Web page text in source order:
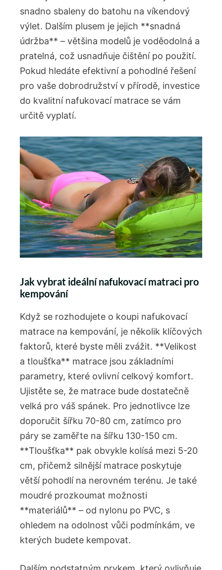
snadno sbaleny do batohu‍ na víkendový
výlet.‍ Dalším ⁢plusem je jejich **snadná
údržba** – ⁢většina ⁢modelů je voděodolná‍ a
pratelná, ⁤což usnadňuje čištění po⁣ použití.
Pokud hledáte efektivní a ​pohodlné řešení‌
pro vaše dobrodružství‌ v přírodě, investice⁣
do kvalitní‍ nafukovací matrace se vám
určitě vyplatí.
Jak vybrat ideální nafukovací⁤ matraci pro
kempování
Když se rozhodujete o koupi nafukovací
matrace ⁢na kempování, je několik klíčových
faktorů, které byste ‍měli‍ zvážit. **Velikost
a tloušťka** matrace ⁤jsou ⁤základními
parametry,​ které ovlivní celkový komfort.
Ujistěte se, že matrace​ bude dostatečně​
velká pro váš spánek.⁢ Pro jednotlivce lze⁣
doporučit šířku 70-80 cm, zatímco pro
páry‌ se zaměřte na šířku⁣ 130-150 ⁢cm.
⁣**Tloušťka** ⁤pak⁣ obvykle ⁢kolísá mezi 5-20​
cm, ‌přičemž ‍silnější matrace ⁤poskytuje
⁤větší pohodlí na nerovném terénu. Je také
moudré prozkoumat možnosti
**materiálů** ‍– od ‍nylonu po PVC,⁢ s‍
ohledem na odolnost vůči podmínkám,⁢ ve
kterých budete​ kempovat.